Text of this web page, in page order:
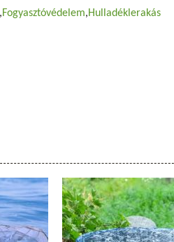
Fogyasztóvédelem Hulladéklerakás